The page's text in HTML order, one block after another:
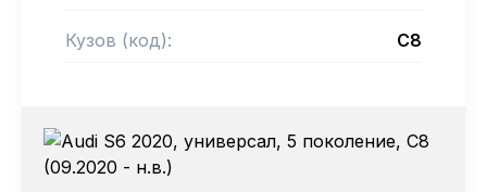
Кузов (код): C8